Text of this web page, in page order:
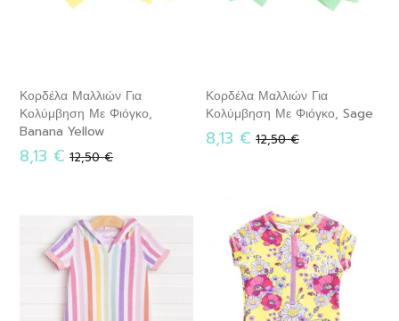
Κορδέλα Μαλλιών Για
Κολύμβηση Με Φιόγκο,
Banana Yellow
Ειδική
Τιμή
8,13 € Κανονική
12,50 €
Κορδέλα Μαλλιών Για
Κολύμβηση Με Φιόγκο, Sage
Ειδική
Τιμή
8,13 € Κανονική
12,50 €